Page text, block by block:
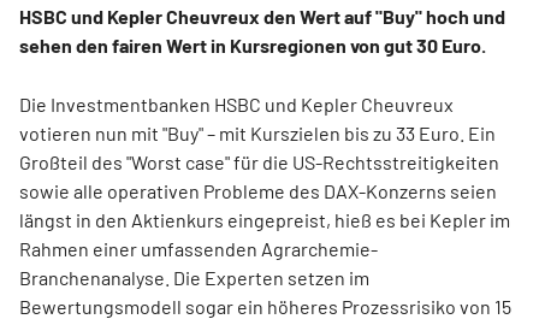
HSBC und Kepler Cheuvreux den Wert auf "Buy" hoch und
sehen den fairen Wert in Kursregionen von gut 30 Euro.
Die Investmentbanken HSBC und Kepler Cheuvreux
votieren nun mit "Buy" – mit Kurszielen bis zu 33 Euro. Ein
Großteil des "Worst case" für die US-Rechtsstreitigkeiten
sowie alle operativen Probleme des DAX-Konzerns seien
längst in den Aktienkurs eingepreist, hieß es bei Kepler im
Rahmen einer umfassenden Agrarchemie-
Branchenanalyse. Die Experten setzen im
Bewertungsmodell sogar ein höheres Prozessrisiko von 15